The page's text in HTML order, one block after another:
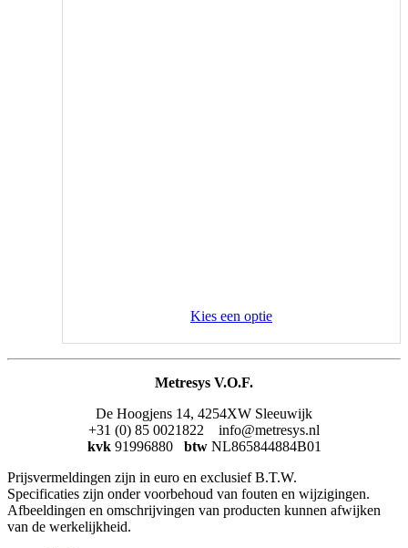
Kies een optie
Metresys V.O.F.
De Hoogjens 14, 4254XW Sleeuwijk
+31 (0) 85 0021822 info@metresys.nl
kvk 91996880 btw NL865844884B01
Prijsvermeldingen zijn in euro en exclusief B.T.W.
Specificaties zijn onder voorbehoud van fouten en wijzigingen.
Afbeeldingen en omschrijvingen van producten kunnen afwijken
van de werkelijkheid.